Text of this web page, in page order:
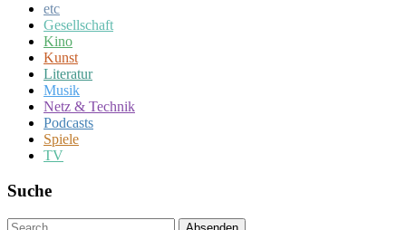
etc
Gesellschaft
Kino
Kunst
Literatur
Musik
Netz & Technik
Podcasts
Spiele
TV
Suche
Um